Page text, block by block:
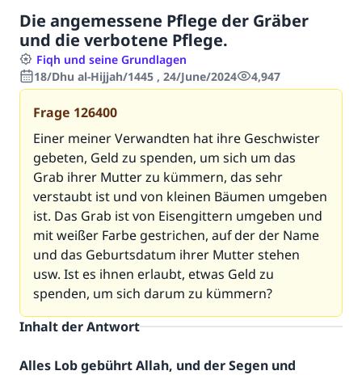
Die angemessene Pflege der Gräber
und die verbotene Pflege.
Fiqh und seine Grundlagen
18/Dhu al-Hijjah/1445 , 24/June/2024
4,947
Frage 126400
Einer meiner Verwandten hat ihre Geschwister
gebeten, Geld zu spenden, um sich um das
Grab ihrer Mutter zu kümmern, das sehr
verstaubt ist und von kleinen Bäumen umgeben
ist. Das Grab ist von Eisengittern umgeben und
mit weißer Farbe gestrichen, auf der der Name
und das Geburtsdatum ihrer Mutter stehen
usw. Ist es ihnen erlaubt, etwas Geld zu
spenden, um sich darum zu kümmern?
Inhalt der Antwort
Alles Lob gebührt Allah, und der Segen und